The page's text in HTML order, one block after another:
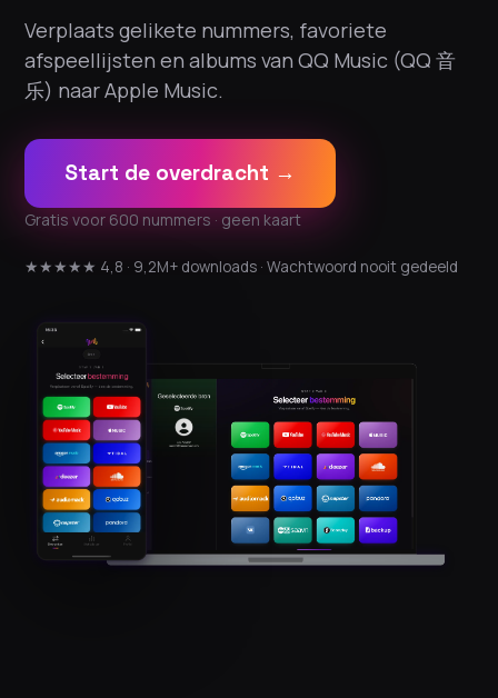
Verplaats gelikete nummers, favoriete
afspeellijsten en albums van QQ Music (QQ 音
乐) naar Apple Music.
Start de overdracht →
Gratis voor 600 nummers · geen kaart
★★★★★ 4,8 · 9,2M+ downloads · Wachtwoord nooit gedeeld